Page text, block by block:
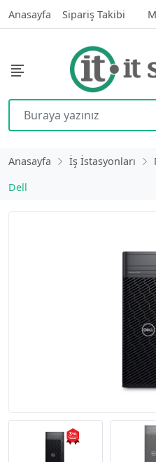
Anasayfa Sipariş Takibi
Anasayfa İş İstasyonları
Dell